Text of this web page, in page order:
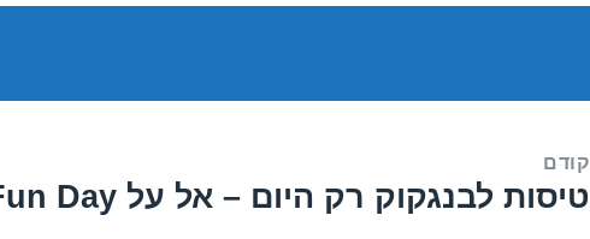
קודם
הפוסט
טיסות לבנגקוק רק היום – אל על Fun Day!